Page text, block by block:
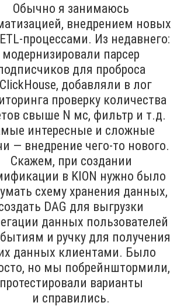
Обычно я занимаюсь
внедрением новых
процессами. Из недавнего:
модернизировали парсер
для проброса
добавляли в лог
проверку количества
свыше N мс, фильтр и т.д.
интересные и сложные
— внедрение чего-то нового.
Скажем, при создании
в KION нужно было
схему хранения данных,
DAG для выгрузки
данных пользователей
и ручку для получения
данных клиентами. Было
но мы побрейнштормили,
протестировали варианты
и справились.